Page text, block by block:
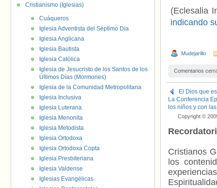
(Eclesalia
indicando
Mudejarillo
Comentarios
El Dios que
La Conferencia
los niños y con
Copyright ©
Cristianos
los
Cristianismo (Iglesias)
Cuáqueros
Iglesia Adventista del Séptimo Día
Iglesia Anglicana
Iglesia Bautista
Iglesia Católica
Iglesia de Jesucristo de los Santos de los
Últimos Días (Mormones)
Iglesia de la Comunidad Metropolitana
Iglesia Inclusiva
Iglesia Luterana
Iglesia Menonita
Iglesia Metodista
Iglesia Ortodoxa
Iglesia Ortodoxa Copta
Iglesia Presbiteriana
Iglesia Valdense
Iglesias Evangélicas